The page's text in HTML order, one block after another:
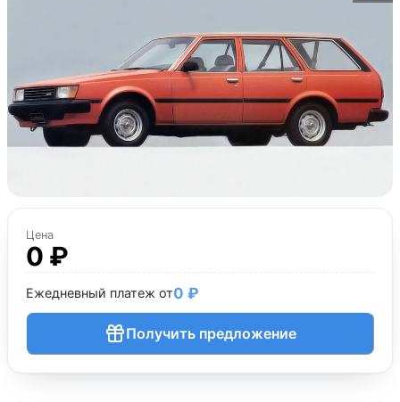
Цена
0 ₽
Ежедневный платеж от0 ₽
Получить предложение